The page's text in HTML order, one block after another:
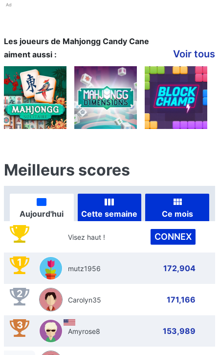
Ad
Les joueurs de Mahjongg Candy Cane
aiment aussi :
Voir tous
Meilleurs scores
Aujourd'hui Cette semaine Ce mois
Visez haut ! CONNEX
1 mutz1956 172,904
2 Carolyn35 171,166
3 Amyrose8 153,989